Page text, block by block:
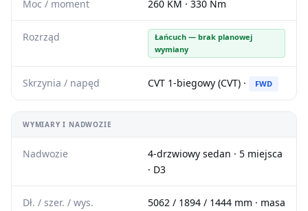
Moc / moment 260 KM · 330 Nm
Rozrząd
Łańcuch — brak planowej
wymiany
Skrzynia / napęd CVT 1-biegowy (CVT) · FWD
WYMIARY I NADWOZIE
Nadwozie
4-drzwiowy sedan · 5 miejsca
· D3
Dł. / szer. / wys.
5062 / 1894 / 1444 mm · masa